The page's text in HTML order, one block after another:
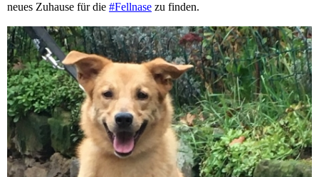
neues Zuhause für die #Fellnase zu finden.